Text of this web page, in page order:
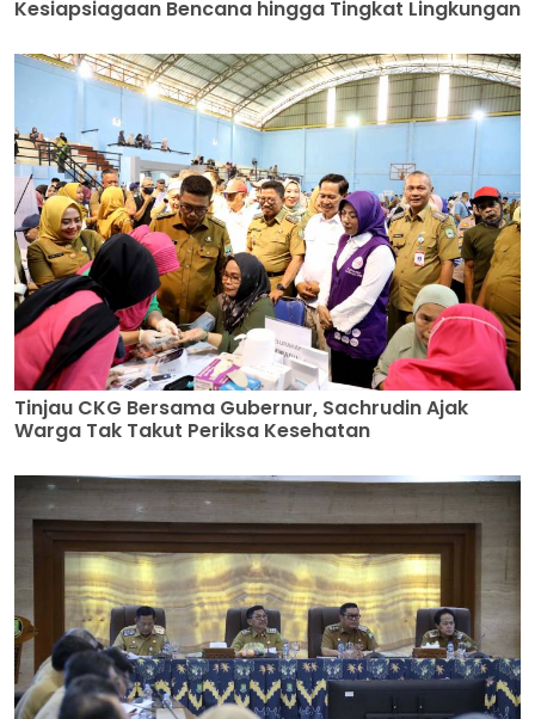
Kesiapsiagaan Bencana hingga Tingkat Lingkungan
Tinjau CKG Bersama Gubernur, Sachrudin Ajak
Warga Tak Takut Periksa Kesehatan